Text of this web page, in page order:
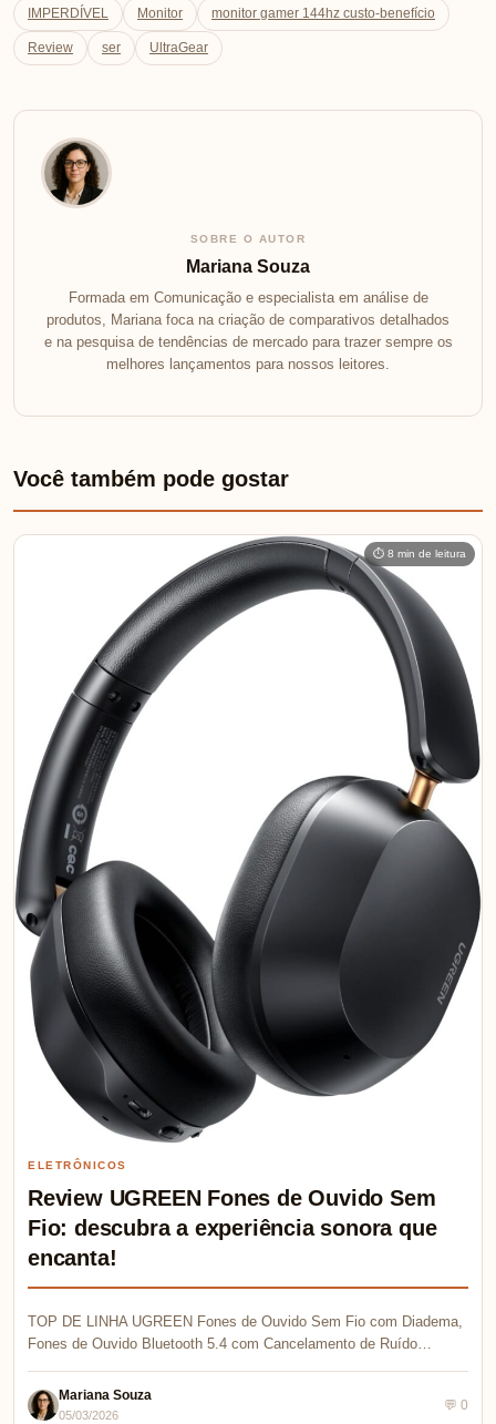
IMPERDÍVEL Monitor monitor gamer 144hz custo-benefício
Review ser UltraGear
SOBRE O AUTOR
Mariana Souza
Formada em Comunicação e especialista em análise de
produtos, Mariana foca na criação de comparativos detalhados
e na pesquisa de tendências de mercado para trazer sempre os
melhores lançamentos para nossos leitores.
Você também pode gostar
⏱ 8 min de leitura
ELETRÔNICOS
Review UGREEN Fones de Ouvido Sem
Fio: descubra a experiência sonora que
encanta!
TOP DE LINHA UGREEN Fones de Ouvido Sem Fio com Diadema,
Fones de Ouvido Bluetooth 5.4 com Cancelamento de Ruído…
Mariana Souza
05/03/2026
💬 0